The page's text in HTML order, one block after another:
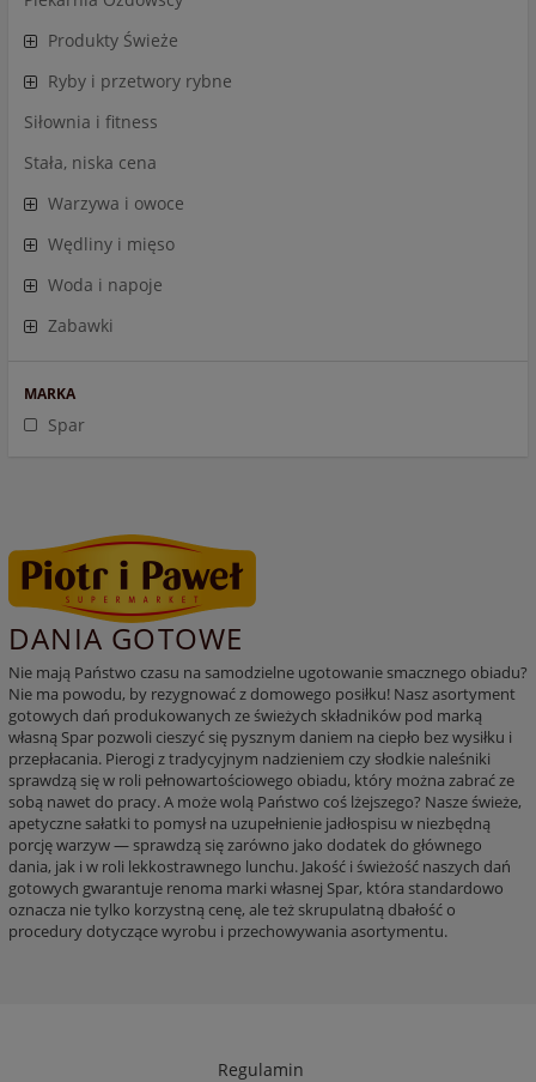
Produkty Świeże
Ryby i przetwory rybne
Siłownia i fitness
Stała, niska cena
Warzywa i owoce
Wędliny i mięso
Woda i napoje
Zabawki
MARKA
Spar
DANIA GOTOWE
Nie mają Państwo czasu na samodzielne ugotowanie smacznego obiadu?
Nie ma powodu, by rezygnować z domowego posiłku! Nasz asortyment
gotowych dań produkowanych ze świeżych składników pod marką
własną Spar pozwoli cieszyć się pysznym daniem na ciepło bez wysiłku i
przepłacania. Pierogi z tradycyjnym nadzieniem czy słodkie naleśniki
sprawdzą się w roli pełnowartościowego obiadu, który można zabrać ze
sobą nawet do pracy. A może wolą Państwo coś lżejszego? Nasze świeże,
apetyczne sałatki to pomysł na uzupełnienie jadłospisu w niezbędną
porcję warzyw — sprawdzą się zarówno jako dodatek do głównego
dania, jak i w roli lekkostrawnego lunchu. Jakość i świeżość naszych dań
gotowych gwarantuje renoma marki własnej Spar, która standardowo
oznacza nie tylko korzystną cenę, ale też skrupulatną dbałość o
procedury dotyczące wyrobu i przechowywania asortymentu.
Regulamin